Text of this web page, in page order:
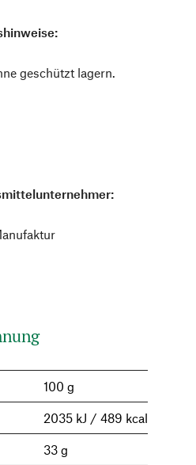
geschützt lagern.
100 g
2035 kJ / 489 kcal
33 g